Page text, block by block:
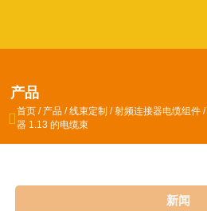
产品
 首页 / 产品 /线束定制 /射频连接器电缆组件 /
器 1.13 的电缆束
新闻